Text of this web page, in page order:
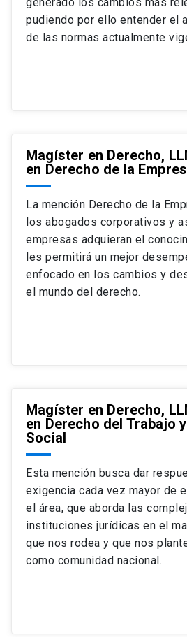
semestre
+ 4 cursos a
tres meses a tiempo
pudiendo por ello entender el
de las normas actualmente
Magíster en Derecho,
en Derecho de la
La mención Derecho de la
los abogados corporativos y
empresas adquieran el
les permitirá un mejor
enfocado en los cambios y
el mundo del derecho.
Magíster en Derecho,
en Derecho del Trabajo
Social
Esta mención busca dar
exigencia cada vez mayor de
el área, que aborda las
instituciones jurídicas en el
que nos rodea y que nos
como comunidad nacional.